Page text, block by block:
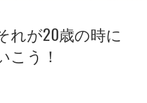
れが20歳の時に
こう！